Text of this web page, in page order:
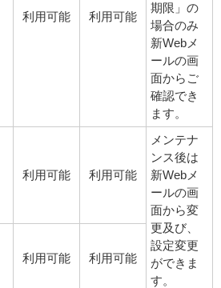
利用可能 利用可能
期限」の
場合のみ
新Webメ
ールの画
面からご
確認でき
ます。
利用可能 利用可能
メンテナ
ンス後は
新Webメ
ールの画
面から変
更及び、
設定変更
ができま
す。
利用可能 利用可能